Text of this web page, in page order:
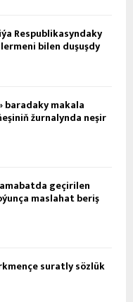
Respublikasyndaky
bilen duşuşdy
baradaky makala
žurnalynda neşir
geçirilen
maslahat beriş
suratly sözlük